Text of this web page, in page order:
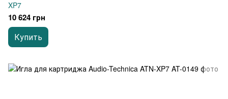
XP7
10 624 грн
Купить